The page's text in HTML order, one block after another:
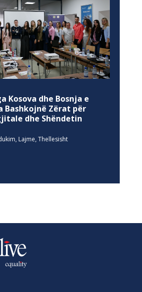
Kosova dhe Bosnja e
Bashkojnë Zërat për
dhe Shëndetin
, Lajme, Thellesisht